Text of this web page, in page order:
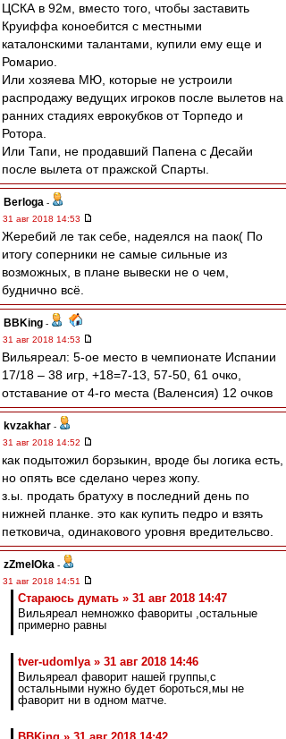
ЦСКА в 92м, вместо того, чтобы заставить
Круиффа коноебится с местными
каталонскими талантами, купили ему еще и
Ромарио.
Или хозяева МЮ, которые не устроили
распродажу ведущих игроков после вылетов на
ранних стадиях еврокубков от Торпедо и
Ротора.
Или Тапи, не продавший Папена с Десайи
после вылета от пражской Спарты.
Berloga -
31 авг 2018 14:53
Жеребий ле так себе, надеялся на паок( По
итогу соперники не самые сильные из
возможных, в плане вывески не о чем,
буднично всё.
BBKing -
31 авг 2018 14:53
Вильяреал: 5-ое место в чемпионате Испании
17/18 – 38 игр, +18=7-13, 57-50, 61 очко,
отставание от 4-го места (Валенсия) 12 очков
kvzakhar -
31 авг 2018 14:52
как подытожил борзыкин, вроде бы логика есть,
но опять все сделано через жопу.
з.ы. продать братуху в последний день по
нижней планке. это как купить педро и взять
петковича, одинакового уровня вредительсво.
zZmeIOka -
31 авг 2018 14:51
Стараюсь думать » 31 авг 2018 14:47
Вильяреал немножко фавориты ,остальные
примерно равны
tver-udomlya » 31 авг 2018 14:46
Вильяреал фаворит нашей группы,с
остальными нужно будет бороться,мы не
фаворит ни в одном матче.